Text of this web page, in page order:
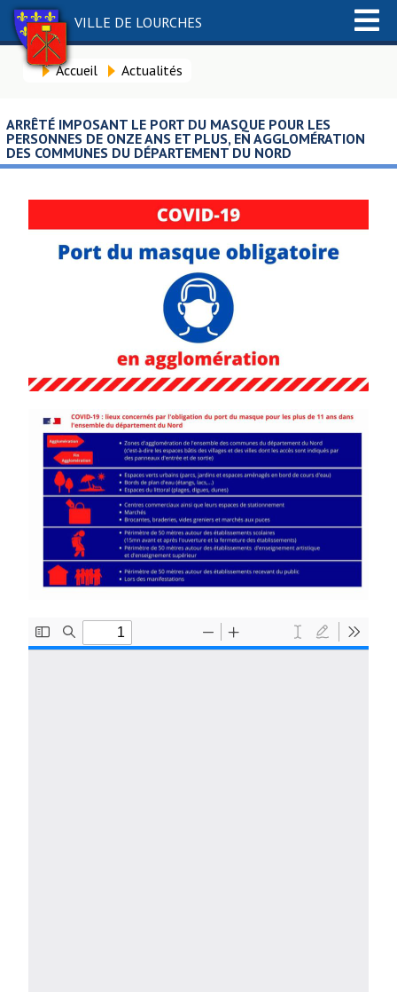
VILLE DE LOURCHES
Accueil Actualités
ARRÊTÉ IMPOSANT LE PORT DU MASQUE POUR LES
PERSONNES DE ONZE ANS ET PLUS, EN AGGLOMÉRATION
DES COMMUNES DU DÉPARTEMENT DU NORD